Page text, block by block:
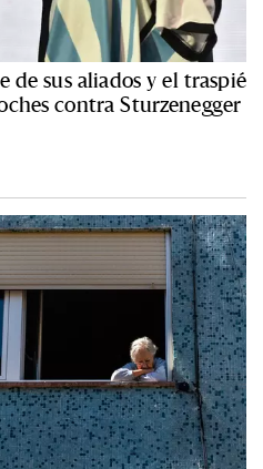
sus aliados y el traspié
contra Sturzenegger